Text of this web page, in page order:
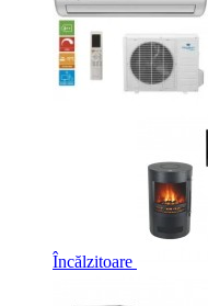
Încălzitoare